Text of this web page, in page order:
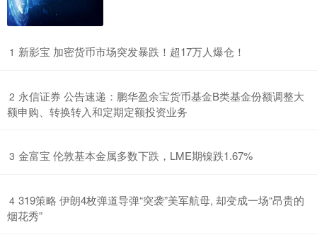
1 ​新影宝 加密货币市场突发暴跌！超17万人爆仓！
2 ​永信证券 公告速递：鹏华盈余宝货币基金B类基金份额调整大
额申购、转换转入和定期定额投资业务
3 ​金富宝 伦敦基本金属多数下跌，LME期镍跌1.67%
4 ​319策略 伊朗4枚弹道导弹“突袭”美军航母, 却变成一场“昂贵的
烟花秀”